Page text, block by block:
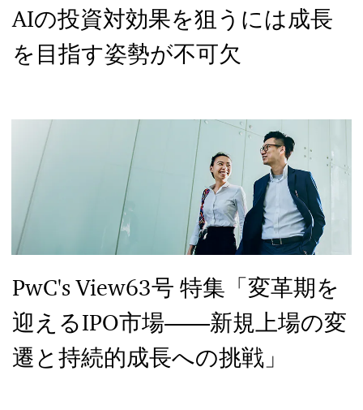
AIの投資対効果を狙うには成長
を目指す姿勢が不可欠
PwC's View63号 特集「変革期を
迎えるIPO市場――新規上場の変
遷と持続的成長への挑戦」